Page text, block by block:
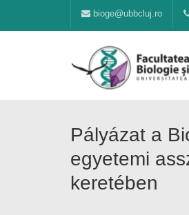
bioge@ubbcluj.ro
Pályázat a
egyetemi
keretében